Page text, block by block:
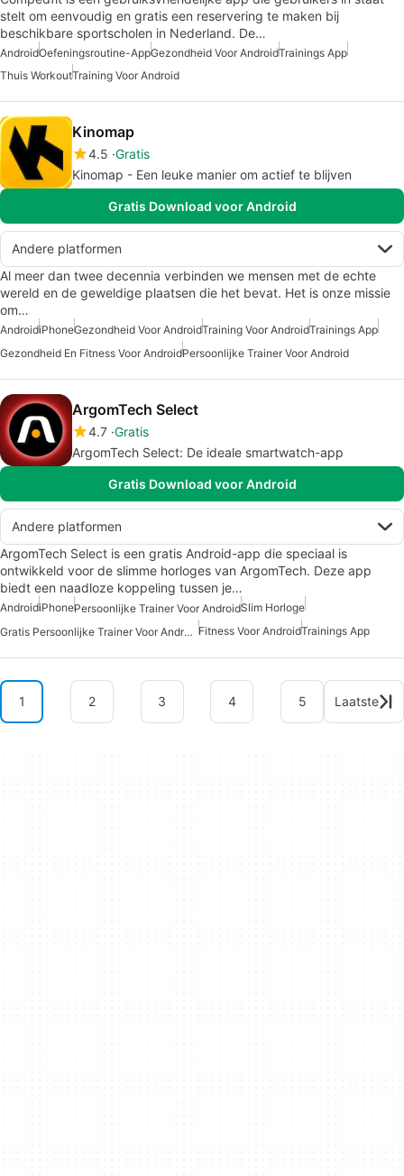
stelt om eenvoudig en gratis een reservering te maken bij
beschikbare sportscholen in Nederland. De…
AndroidOefeningsroutine-AppGezondheid Voor AndroidTrainings App
Thuis WorkoutTraining Voor Android
Kinomap
4.5 Gratis
Kinomap - Een leuke manier om actief te blijven
Gratis Download voor Android
Andere platformen
Al meer dan twee decennia verbinden we mensen met de echte
wereld en de geweldige plaatsen die het bevat. Het is onze missie
om…
AndroidiPhoneGezondheid Voor AndroidTraining Voor AndroidTrainings App
Gezondheid En Fitness Voor AndroidPersoonlijke Trainer Voor Android
ArgomTech Select
4.7 Gratis
ArgomTech Select: De ideale smartwatch-app
Gratis Download voor Android
Andere platformen
ArgomTech Select is een gratis Android-app die speciaal is
ontwikkeld voor de slimme horloges van ArgomTech. Deze app
biedt een naadloze koppeling tussen je…
AndroidiPhonePersoonlijke Trainer Voor AndroidSlim Horloge
Gratis Persoonlijke Trainer Voor Android Fitness Voor AndroidTrainings App
1 2 3 4 5 Laatste